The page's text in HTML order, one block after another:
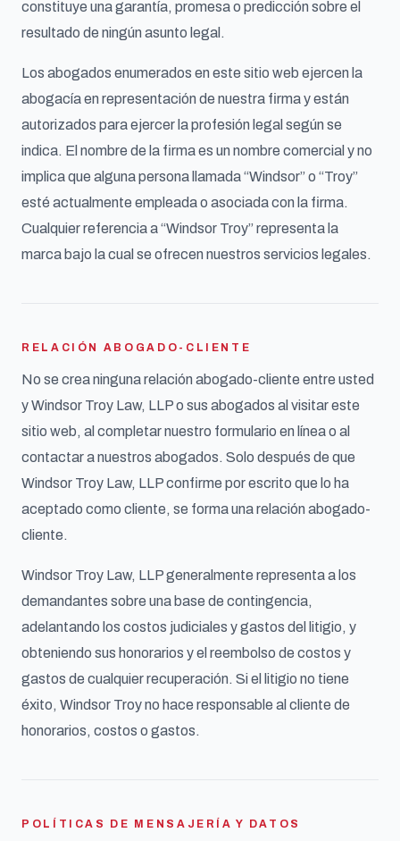
constituye una garantía, promesa o predicción sobre el
resultado de ningún asunto legal.
Los abogados enumerados en este sitio web ejercen la
abogacía en representación de nuestra firma y están
autorizados para ejercer la profesión legal según se
indica. El nombre de la firma es un nombre comercial y no
implica que alguna persona llamada “Windsor” o “Troy”
esté actualmente empleada o asociada con la firma.
Cualquier referencia a “Windsor Troy” representa la
marca bajo la cual se ofrecen nuestros servicios legales.
RELACIÓN ABOGADO-CLIENTE
No se crea ninguna relación abogado-cliente entre usted
y Windsor Troy Law, LLP o sus abogados al visitar este
sitio web, al completar nuestro formulario en línea o al
contactar a nuestros abogados. Solo después de que
Windsor Troy Law, LLP confirme por escrito que lo ha
aceptado como cliente, se forma una relación abogado-
cliente.
Windsor Troy Law, LLP generalmente representa a los
demandantes sobre una base de contingencia,
adelantando los costos judiciales y gastos del litigio, y
obteniendo sus honorarios y el reembolso de costos y
gastos de cualquier recuperación. Si el litigio no tiene
éxito, Windsor Troy no hace responsable al cliente de
honorarios, costos o gastos.
POLÍTICAS DE MENSAJERÍA Y DATOS